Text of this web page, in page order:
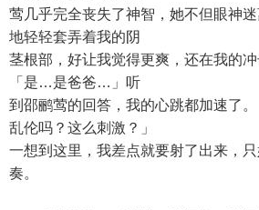
莺几乎完全丧失了神智，她不但眼神
地轻轻套弄着我的阴
茎根部，好让我觉得更爽，还在我的冲
「是…是爸爸…」听
到邵鹂莺的回答，我的心跳都加速了
乱伦吗？这么刺激？」
一想到这里，我差点就要射了出来，
奏。